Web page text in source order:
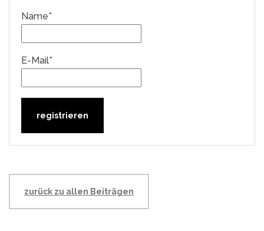
Name*
E-Mail*
zurück zu allen Beiträgen